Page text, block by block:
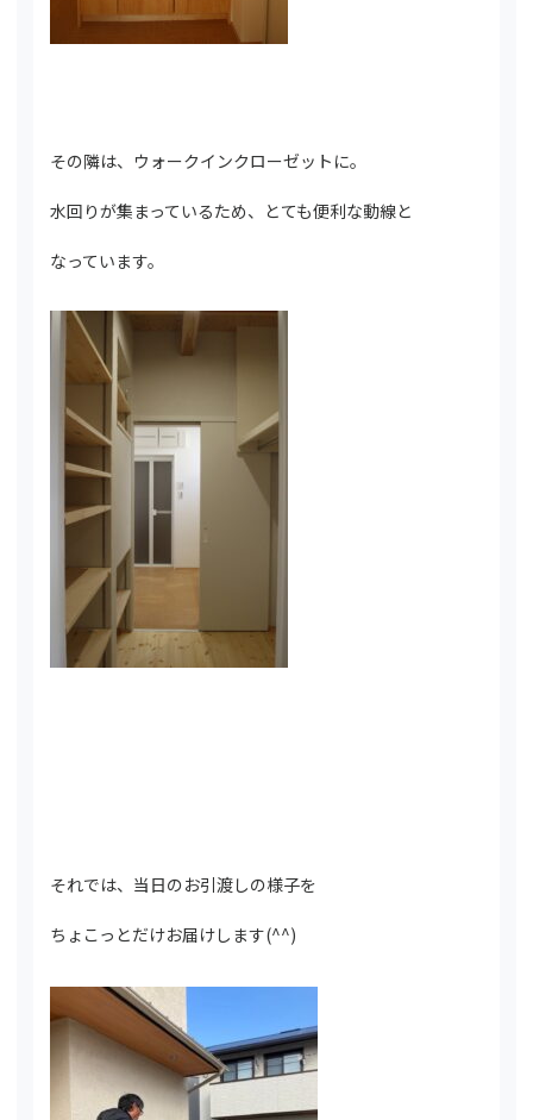
その隣は、ウォークインクローゼットに。
水回りが集まっているため、とても便利な動線と
なっています。
それでは、当日のお引渡しの様子を
ちょこっとだけお届けします(^^)